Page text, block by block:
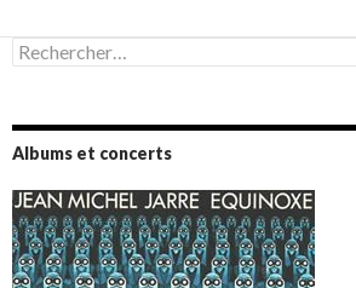
Rechercher :
Albums et concerts